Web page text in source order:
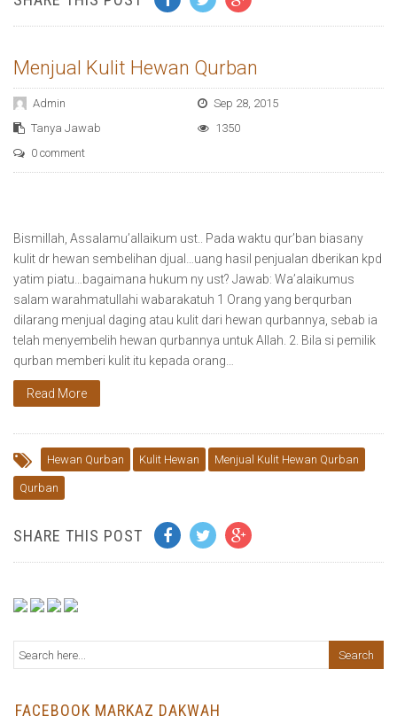
Menjual Kulit Hewan Qurban
Admin
Sep 28, 2015
Tanya Jawab
1350
0 comment
Bismillah, Assalamu’allaikum ust.. Pada waktu qur’ban biasany
kulit dr hewan sembelihan djual…uang hasil penjualan dberikan kpd
yatim piatu…bagaimana hukum ny ust? Jawab: Wa’alaikumus
salam warahmatullahi wabarakatuh 1 Orang yang berqurban
dilarang menjual daging atau kulit dari hewan qurbannya, sebab ia
telah menyembelih hewan qurbannya untuk Allah. 2. Bila si pemilik
qurban memberi kulit itu kepada orang…
Read More
Hewan Qurban Kulit Hewan Menjual Kulit Hewan Qurban
Qurban
SHARE THIS POST
FACEBOOK MARKAZ DAKWAH